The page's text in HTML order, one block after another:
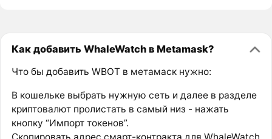
Как добавить WhaleWatch в Metamask?
Что бы добавить WBOT в метамаск нужно:
В кошельке выбрать нужную сеть и далее в разделе
криптовалют пролистать в самый низ - нажать
кнопку “Импорт токенов”.